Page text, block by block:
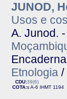
JUNOD,
Usos e
A. Junod. -
Etnologia /
CDU:39(6)
COTA:s A-6 IHMT 1194